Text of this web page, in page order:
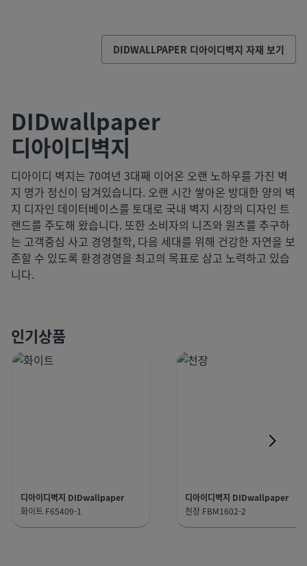
DIDWALLPAPER 디아이디벽지 자재 보기
DIDwallpaper
디아이디벽지
디아이디 벽지는 70여년 3대째 이어온 오랜 노하우를 가진 벽
지 명가 정신이 담겨있습니다. 오랜 시간 쌓아온 방대한 양의 벽
지 디자인 데이터베이스를 토대로 국내 벽지 시장의 디자인 트
랜드를 주도해 왔습니다. 또한 소비자의 니즈와 원츠를 추구하
는 고객중심 사고 경영철학, 다음 세대를 위해 건강한 자연을 보
존할 수 있도록 환경경영을 최고의 목표로 삼고 노력하고 있습
니다.
인기상품
디아이디벽지 DIDwallpaper
화이트 F65409-1
디아이디벽지 DIDwallpaper
천장 FBM1602-2